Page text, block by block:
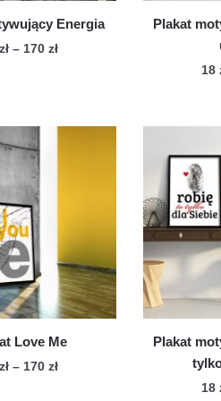
produktu
Energia
zł – 170złZakres
do
ma
wiele
wariantów.
Opcje
można
wybrać
na
stronie
produktu
Plakat
18
Love Me
zł – 170złZakres
Plakat
18